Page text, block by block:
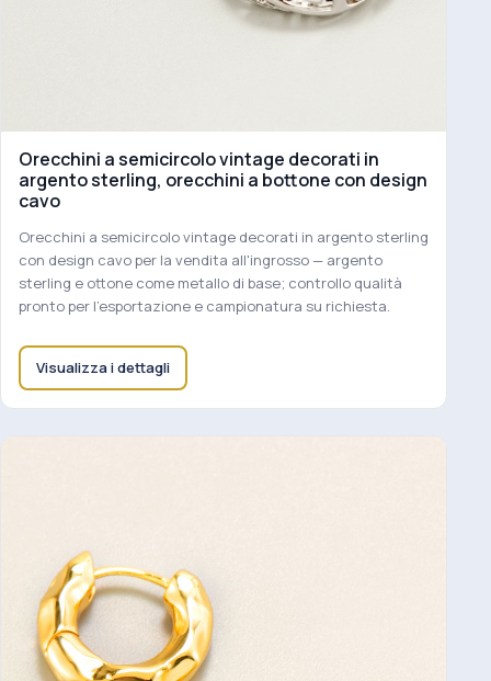
Orecchini a semicircolo vintage decorati in
argento sterling, orecchini a bottone con design
cavo
Orecchini a semicircolo vintage decorati in argento sterling
con design cavo per la vendita all'ingrosso — argento
sterling e ottone come metallo di base; controllo qualità
pronto per l'esportazione e campionatura su richiesta.
Visualizza i dettagli